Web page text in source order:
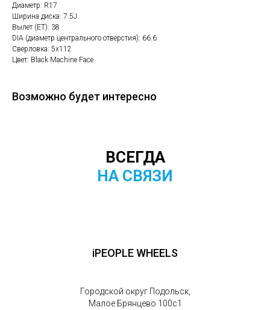
Диаметр: R17
Ширина диска: 7.5J
Вылет (ET): 38
DIA (диаметр центрального отверстия): 66.6
Сверловка: 5х112
Цвет: Black Machine Face
Возможно будет интересно
ВСЕГДА
НА СВЯЗИ
iPEOPLE WHEELS
Городской округ Подольск,
Малое Брянцево 100с1